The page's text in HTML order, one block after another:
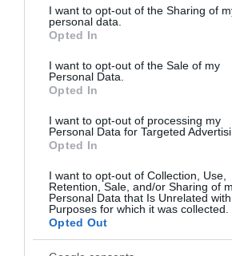
not limited to your visit or usage
grant or deny consent to Google and its
use your data for below specified
consent section.
I want to opt-out of the Sharing of
personal data.
Opted In
I want to opt-out of the Sale of my
Personal Data.
Opted In
I want to opt-out of processing my
Personal Data for Targeted
Opted In
I want to opt-out of Collection, Use,
Retention, Sale, and/or Sharing of
Personal Data that Is Unrelated
Purposes for which it was collected.
Opted Out
πρωτοβουλίας, η Disney
εμπνεύσει το κοινό με ένα
πράξεις καλοσύνης σε
συμπεριλαμβανομένης και
Παράλληλα, πρόκειται να
«Στιγμές που Αξίζουν»
νοσηλεύονται σε νοσοκομεία ή
φιλοξενούνται σε ξενώνες
Βασίλειο, την Ευρώπη, τη